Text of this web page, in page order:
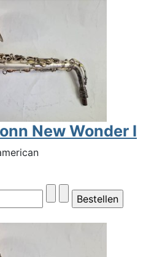
New Wonder I